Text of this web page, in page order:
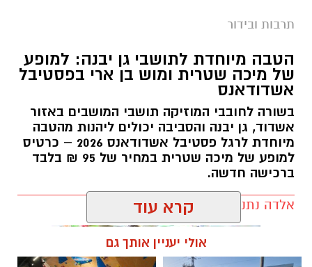
תרבות ובידור
הטבה מיוחדת לתושבי גן יבנה: למופע
של מיכה שטרית ומוש בן ארי בפסטיבל
אשדודאנס
בשורה לחובבי המוזיקה תושבי המושבים באזור
אשדוד, גן יבנה והסביבה יכולים ליהנות מהטבה
מיוחדת לרגל פסטיבל אשדודאנס 2026 – כרטיס
למופע של מיכה שטרית במחיר של 95 ₪ בלבד
ברכישה חדשה.
אלדה נתנאל / 09:54 22.07.26 קרא עוד
אולי יעניין אותך גם